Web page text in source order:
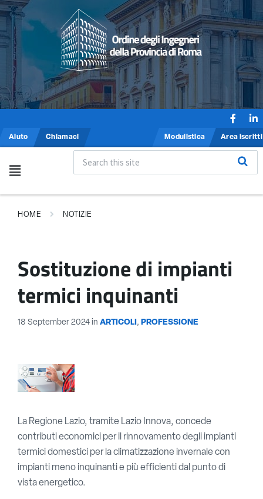
Aiuto Chiamaci Modulistica Area iscritti
HOME NOTIZIE
Sostituzione di impianti
termici inquinanti
18 September 2024 in ARTICOLI, PROFESSIONE
La Regione Lazio, tramite Lazio Innova, concede
contributi economici per il rinnovamento degli impianti
termici domestici per la climatizzazione invernale con
impianti meno inquinanti e più efficienti dal punto di
vista energetico.